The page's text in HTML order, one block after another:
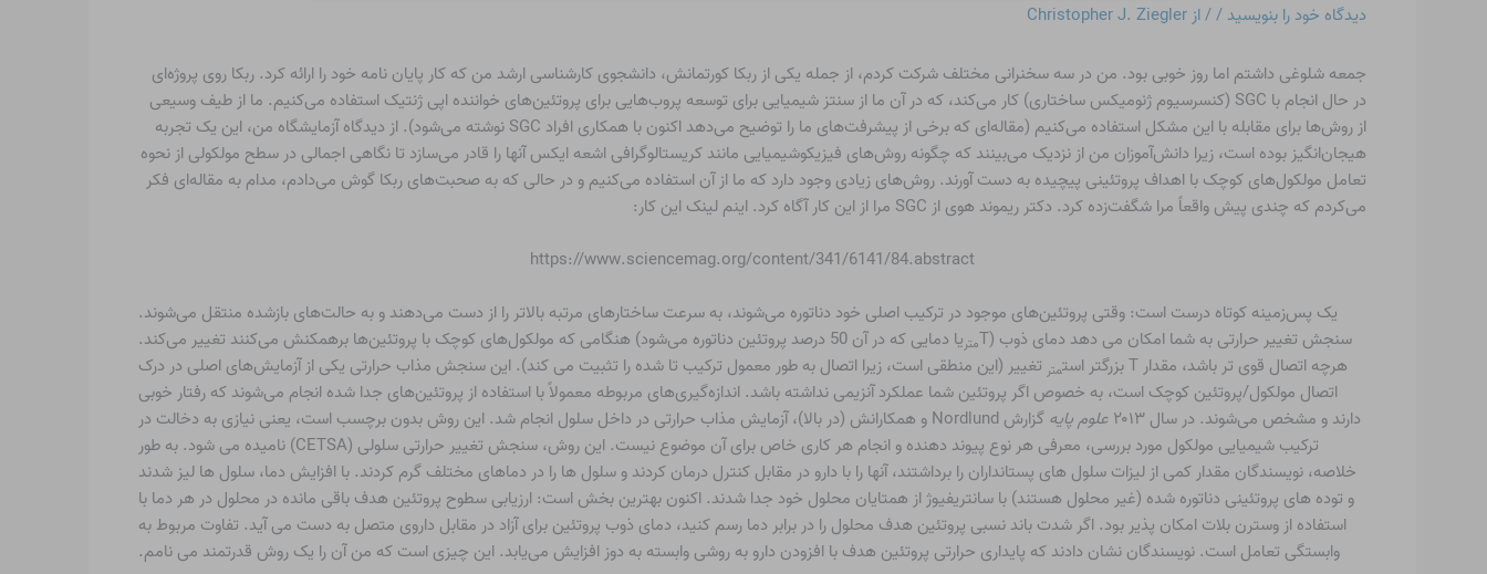
دیدگاه‌ خود را بنویسید // ازChristopher J. Ziegler
جمعه شلوغی داشتم اما روز خوبی بود. من در سه سخنرانی مختلف شرکت کردم، از جمله یکی از ربکا کورتمانش، دانشجوی کارشناسی ارشد من که کار پایان نامه خود را ارائه کرد. ربکا روی پروژه‌ای
در حال انجام با SGC (کنسرسیوم ژنومیکس ساختاری) کار می‌کند، که در آن ما از سنتز شیمیایی برای توسعه پروب‌هایی برای پروتئین‌های خواننده اپی ژنتیک استفاده می‌کنیم. ما از طیف وسیعی
از روش‌ها برای مقابله با این مشکل استفاده می‌کنیم (مقاله‌ای که برخی از پیشرفت‌های ما را توضیح می‌دهد اکنون با همکاری افراد SGC نوشته می‌شود). از دیدگاه آزمایشگاه من، این یک تجربه
هیجان‌انگیز بوده است، زیرا دانش‌آموزان من از نزدیک می‌بینند که چگونه روش‌های فیزیکوشیمیایی مانند کریستالوگرافی اشعه ایکس آنها را قادر می‌سازد تا نگاهی اجمالی در سطح مولکولی از نحوه
تعامل مولکول‌های کوچک با اهداف پروتئینی پیچیده به دست آورند. روش‌های زیادی وجود دارد که ما از آن استفاده می‌کنیم و در حالی که به صحبت‌های ربکا گوش می‌دادم، مدام به مقاله‌ای فکر
می‌کردم که چندی پیش واقعاً مرا شگفت‌زده کرد. دکتر ریموند هوی از SGC مرا از این کار آگاه کرد. اینم لینک این کار:
https://www.sciencemag.org/content/341/6141/84.abstract
یک پس‌زمینه کوتاه درست است: وقتی پروتئین‌های موجود در ترکیب اصلی خود دناتوره می‌شوند، به سرعت ساختارهای مرتبه بالاتر را از دست می‌دهند و به حالت‌های بازشده منتقل می‌شوند.
سنجش تغییر حرارتی به شما امکان می دهد دمای ذوب (T متر
یا دمایی که در آن 50 درصد پروتئین دناتوره می‌شود) هنگامی که مولکول‌های کوچک با پروتئین‌ها برهمکنش می‌کنند تغییر می‌کند.
هرچه اتصال قوی تر باشد، مقدار T بزرگتر است
متر تغییر (این منطقی است، زیرا اتصال به طور معمول ترکیب تا شده را تثبیت می کند). این سنجش مذاب حرارتی یکی از آزمایش‌های اصلی در درک
اتصال مولکول/پروتئین کوچک است، به خصوص اگر پروتئین شما عملکرد آنزیمی نداشته باشد. اندازه‌گیری‌های مربوطه معمولاً با استفاده از پروتئین‌های جدا شده انجام می‌شوند که رفتار خوبی
دارند و مشخص می‌شوند. در سال ۲۰۱۳
علوم پایه
گزارش Nordlund و همکارانش (در بالا)، آزمایش مذاب حرارتی در داخل سلول انجام شد. این روش بدون برچسب است، یعنی نیازی به دخالت در
ترکیب شیمیایی مولکول مورد بررسی، معرفی هر نوع پیوند دهنده و انجام هر کاری خاص برای آن موضوع نیست. این روش، سنجش تغییر حرارتی سلولی (CETSA) نامیده می شود. به طور
خلاصه، نویسندگان مقدار کمی از لیزات سلول های پستانداران را برداشتند، آنها را با دارو در مقابل کنترل درمان کردند و سلول ها را در دماهای مختلف گرم کردند. با افزایش دما، سلول ها لیز شدند
و توده های پروتئینی دناتوره شده (غیر محلول هستند) با سانتریفیوژ از همتایان محلول خود جدا شدند. اکنون بهترین بخش است: ارزیابی سطوح پروتئین هدف باقی مانده در محلول در هر دما با
استفاده از وسترن بلات امکان پذیر بود. اگر شدت باند نسبی پروتئین هدف محلول را در برابر دما رسم کنید، دمای ذوب پروتئین برای آزاد در مقابل داروی متصل به دست می آید. تفاوت مربوط به
وابستگی تعامل است. نویسندگان نشان دادند که پایداری حرارتی پروتئین هدف با افزودن دارو به روشی وابسته به دوز افزایش می‌یابد. این چیزی است که من آن را یک روش قدرتمند می نامم.